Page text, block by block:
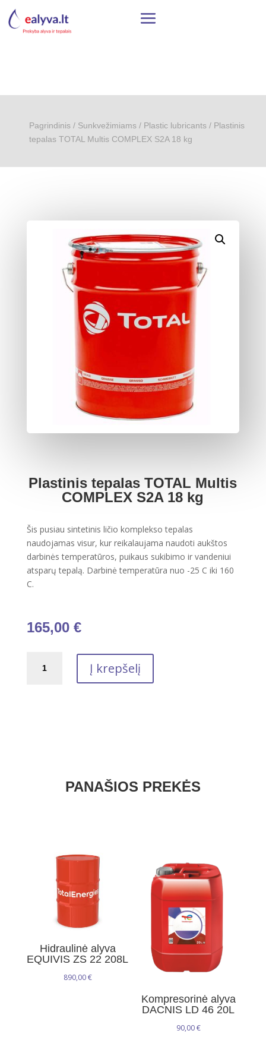
Pagrindinis/ Sunkvežimiams/ Plastic lubricants/ Plastinis
tepalas TOTAL Multis COMPLEX S2A 18 kg
Plastinis tepalas TOTAL Multis
COMPLEX S2A 18 kg
Šis pusiau sintetinis ličio komplekso tepalas
naudojamas visur, kur reikalaujama naudoti aukštos
darbinės temperatūros, puikaus sukibimo ir vandeniui
atsparų tepalą. Darbinė temperatūra nuo -25 C iki 160
C.
165,00 €
kiekis:
Į krepšelį
PANAŠIOS PREKĖS
Hidraulinė alyva
EQUIVIS ZS 22 208L
890,00€
Kompresorinė alyva
DACNIS LD 46 20L
90,00€